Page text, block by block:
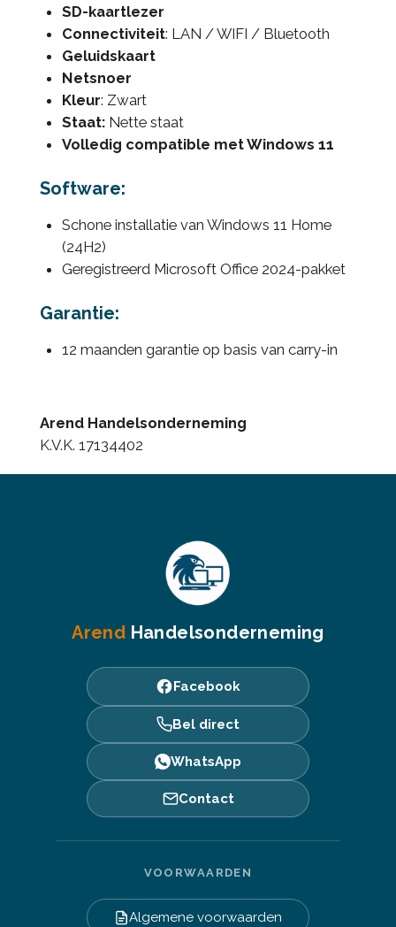
SD-kaartlezer
Connectiviteit: LAN / WIFI / Bluetooth
Geluidskaart
Netsnoer
Kleur: Zwart
Staat:Nette staat
Volledig compatible met Windows 11
Software:
Schone installatie van Windows 11 Home
(24H2)
Geregistreerd Microsoft Office 2024-pakket
Garantie:
12 maanden garantie op basis van carry-in
Arend Handelsonderneming
K.V.K. 17134402
Arend Handelsonderneming
Facebook
Bel direct
WhatsApp
Contact
VOORWAARDEN
Algemene voorwaarden